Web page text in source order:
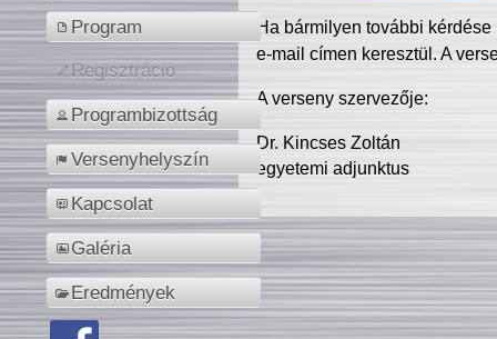
Program
Regisztráció
Programbizottság
Versenyhelyszín
Kapcsolat
Galéria
Eredmények
Ha bármilyen további
e-mail címen keresztül. A
A verseny szervezője:
Dr. Kincses Zoltán
egyetemi adjunktus